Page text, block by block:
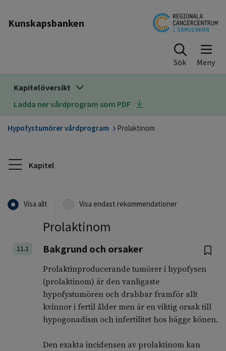
Kunskapsbanken
Sök
Kapitelöversikt
Ladda ner vårdprogram som PDF
Hypofystumörer vårdprogram Prolaktinom
Kapitel
Visa allt Visa endast rekommendationer
Prolaktinom
11.1 Bakgrund och orsaker
Prolaktinproducerande tumörer i hypofysen
(prolaktinom) är den vanligaste
hypofystumören och drabbar framför allt
kvinnor i fertil ålder men är en viktig orsak till
hypogonadism och infertilitet hos bägge könen.
Den exakta incidensen av prolaktinom kan